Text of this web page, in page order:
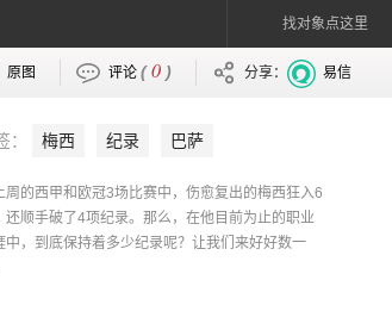
找对象点这里
原图 评论 (0 ) 分享： 易信
： 梅西 纪录 巴萨
周的西甲和欧冠3场比赛中，伤愈复出的梅西狂入6
还顺手破了4项纪录。那么，在他目前为止的职业
中，到底保持着多少纪录呢？让我们来好好数一